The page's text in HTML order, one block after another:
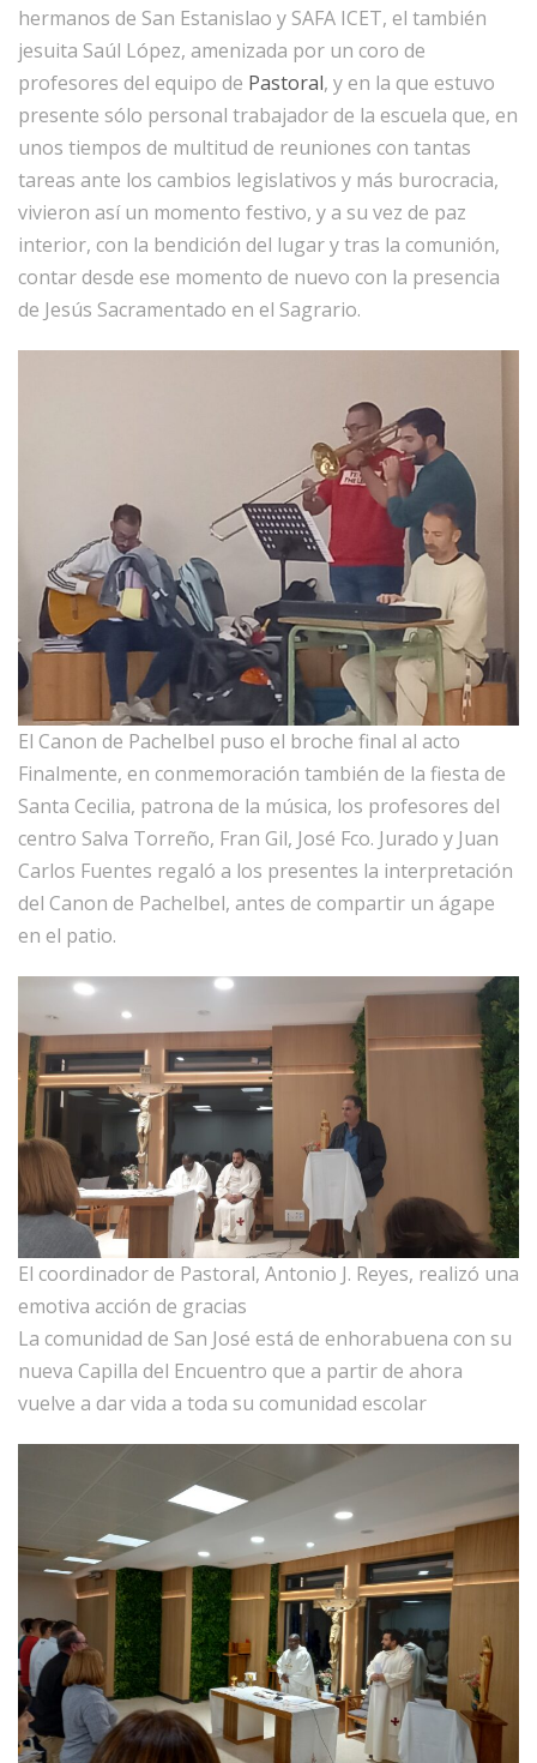
hermanos de San Estanislao y SAFA ICET, el también
jesuita Saúl López, amenizada por un coro de
profesores del equipo de Pastoral, y en la que estuvo
presente sólo personal trabajador de la escuela que, en
unos tiempos de multitud de reuniones con tantas
tareas ante los cambios legislativos y más burocracia,
vivieron así un momento festivo, y a su vez de paz
interior, con la bendición del lugar y tras la comunión,
contar desde ese momento de nuevo con la presencia
de Jesús Sacramentado en el Sagrario.
El Canon de Pachelbel puso el broche final al acto
Finalmente, en conmemoración también de la fiesta de
Santa Cecilia, patrona de la música, los profesores del
centro Salva Torreño, Fran Gil, José Fco. Jurado y Juan
Carlos Fuentes regaló a los presentes la interpretación
del Canon de Pachelbel, antes de compartir un ágape
en el patio.
El coordinador de Pastoral, Antonio J. Reyes, realizó una
emotiva acción de gracias
La comunidad de San José está de enhorabuena con su
nueva Capilla del Encuentro que a partir de ahora
vuelve a dar vida a toda su comunidad escolar